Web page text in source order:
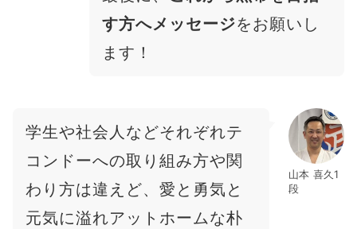
す方へメッセージをお願いし
ます！
山本 喜久1
段
学生や社会人などそれぞれテ
コンドーへの取り組み方や関
わり方は違えど、愛と勇気と
元気に溢れアットホームな朴